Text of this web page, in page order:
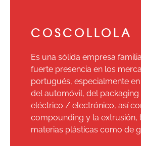
COSCOLLOLA
Es una sólida empresa
fuerte presencia en los
portugués, especialmente
del automóvil, del
eléctrico / electrónico, así
compounding y la extrusión,
materias plásticas como de